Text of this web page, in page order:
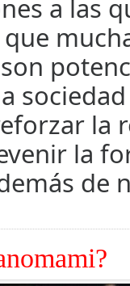
a las
la
la
de